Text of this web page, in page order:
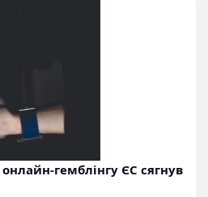
гемблінгу ЄС сягнув